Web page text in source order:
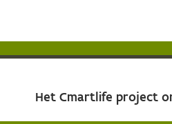
Het Cmartlife project